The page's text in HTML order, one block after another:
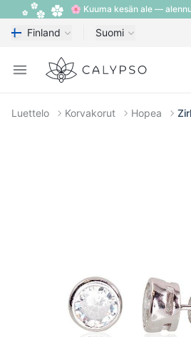
🌸 Kuuma kesän ale —
Finland Suomi
Open menu
Calypso
Luettelo Korvakorut Hopea